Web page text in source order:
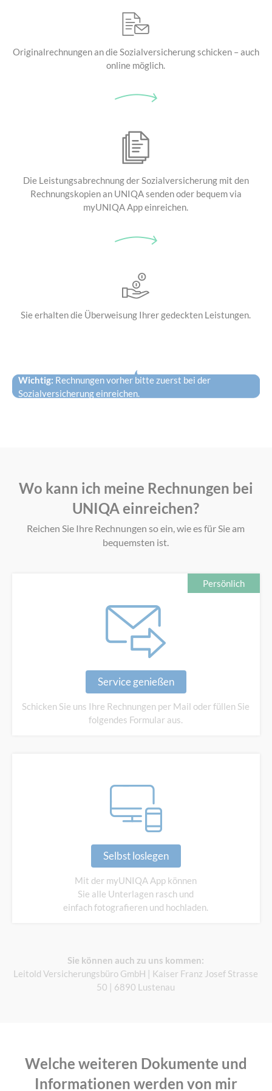
Originalrechnungen an dieSozialversicherung schicken – auch
online möglich.
Die Leistungsabrechnungder Sozialversicherung mit den
Rechnungskopien an UNIQA sendenoder bequem via
myUNIQA App einreichen.
Sie erhalten die Überweisung Ihrergedeckten Leistungen.
Wichtig: Rechnungen vorher bitte zuerst bei der
Sozialversicherung einreichen.
Wo kann ich meine Rechnungen bei
UNIQA einreichen?
Reichen Sie Ihre Rechnungen so ein, wie es für Sie am
bequemsten ist.
Persönlich
Service genießen
Schicken Sie uns Ihre Rechnungen per Mail oder füllen Sie
folgendes Formular aus.
Selbst loslegen
Mit der myUNIQA App können
Sie alle Unterlagen rasch und
einfach fotografieren und hochladen.
Sie können auch zu uns kommen:
Leitold Versicherungsbüro GmbH | Kaiser Franz Josef Strasse
50 | 6890 Lustenau
Welche weiteren Dokumente und
Informationen werden von mir